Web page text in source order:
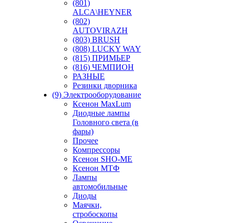
(801)
ALCA\HEYNER
(802)
AUTOVIRAZH
(803) BRUSH
(808) LUCKY WAY
(815) ПРИМЬЕР
(816) ЧЕМПИОН
РАЗНЫЕ
Резинки дворника
(9) Электрооборудование
Ксенон MaxLum
Диодные лампы
Головного света (в
фары)
Прочее
Компрессоры
Ксенон SHO-ME
Ксенон МТФ
Лампы
автомобильные
Диоды
Маячки,
стробоскопы